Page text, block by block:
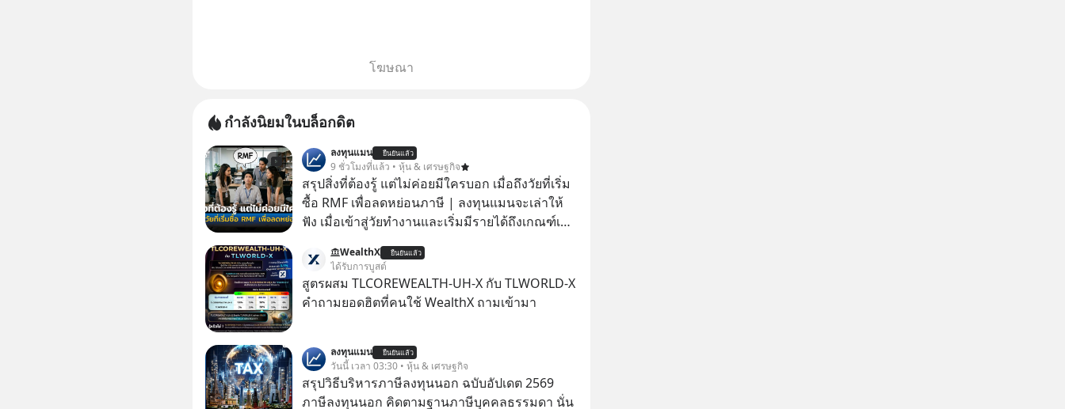
โฆษณา
กำลังนิยมในบล็อกดิต
ลงทุนแมน ยืนยันแล้ว
9 ชั่วโมงที่แล้ว • หุ้น & เศรษฐกิจ
สรุปสิ่งที่ต้องรู้ แต่ไม่ค่อยมีใครบอก เมื่อถึงวัยที่เริ่ม
ซื้อ RMF เพื่อลดหย่อนภาษี | ลงทุนแมนจะเล่าให้
ฟัง เมื่อเข้าสู่วัยทำงานและเริ่มมีรายได้ถึงเกณฑ์เสีย
เพราะนอกจากจะช่วยลดหย่อนภาษีได้แล้ว ยังเป็น
โอกาสในการสร้างความมั่งคั่งระยะยาว แต่น้อยคน
นักที่จะลงลึกว่า ถ้าลงทุนใน RMF ควรรู้ อะไรบ้าง
ต่อได้จริง ๆ ลงทุนแมนจะเล่าให้ฟัง
WealthX ยืนยันแล้ว
ได้รับการบูสต์
สูตรผสม TLCOREWEALTH-UH-X กับ TLWORLD-X
คำถามยอดฮิตที่คนใช้ WealthX ถามเข้ามา
ลงทุนแมน ยืนยันแล้ว
วันนี้ เวลา 03:30 • หุ้น & เศรษฐกิจ
สรุปวิธีบริหารภาษีลงทุนนอก ฉบับอัปเดต 2569
ภาษีลงทุนนอก คิดตามฐานภาษีบุคคลธรรมดา นั่น